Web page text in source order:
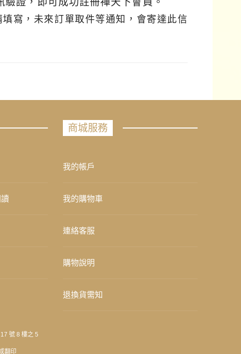
寫，未來訂單取件等通知，會寄達此信
商城服務
我的帳戶
我的購物車
連絡客服
購物說明
退換貨需知
號 8 樓之 5
翻印